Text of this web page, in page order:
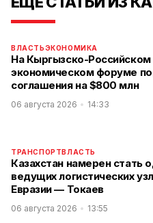
ВЛАСТЬЭКОНОМИКА
На Кыргызско-Российском
экономическом форуме
соглашения на $800 млн
06 августа 2026 14:33
ТРАНСПОРТВЛАСТЬ
Казахстан намерен стать
ведущих логистических
Евразии — Токаев
06 августа 2026 13:55